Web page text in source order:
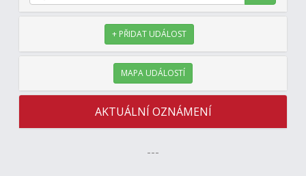
+ PŘIDAT UDÁLOST
MAPA UDÁLOSTÍ
AKTUÁLNÍ OZNÁMENÍ
---